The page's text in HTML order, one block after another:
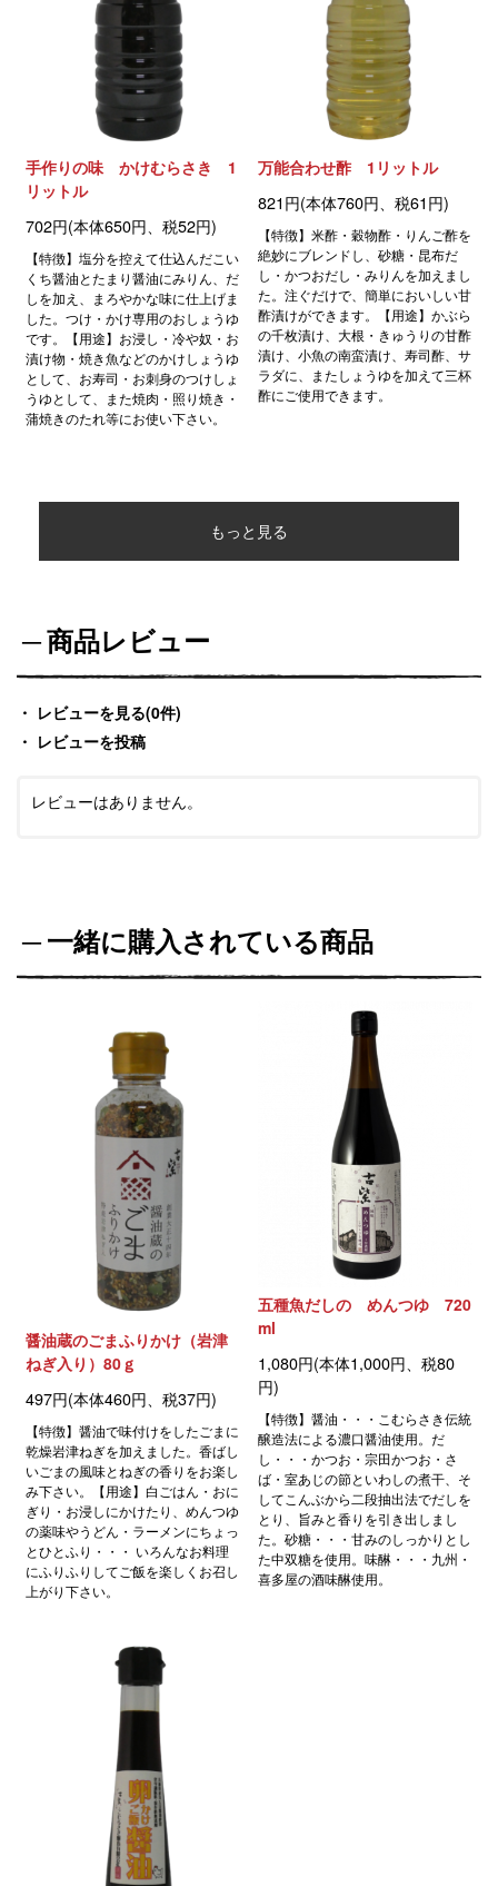
手作りの味 かけむらさき 1
リットル
702円(本体650円、税52円)
【特徴】塩分を控えて仕込んだこい
くち醤油とたまり醤油にみりん、だ
しを加え、まろやかな味に仕上げま
した。つけ・かけ専用のおしょうゆ
です。【用途】お浸し・冷や奴・お
漬け物・焼き魚などのかけしょうゆ
として、お寿司・お刺身のつけしょ
うゆとして、また焼肉・照り焼き・
蒲焼きのたれ等にお使い下さい。
万能合わせ酢 1リットル
821円(本体760円、税61円)
【特徴】米酢・穀物酢・りんご酢を
絶妙にブレンドし、砂糖・昆布だ
し・かつおだし・みりんを加えまし
た。注ぐだけで、簡単においしい甘
酢漬けができます。【用途】かぶら
の千枚漬け、大根・きゅうりの甘酢
漬け、小魚の南蛮漬け、寿司酢、サ
ラダに、またしょうゆを加えて三杯
酢にご使用できます。
もっと見る
商品レビュー
レビューを見る(0件)
レビューを投稿
レビューはありません。
一緒に購入されている商品
醤油蔵のごまふりかけ（岩津
ねぎ入り）80ｇ
497円(本体460円、税37円)
【特徴】醤油で味付けをしたごまに
乾燥岩津ねぎを加えました。香ばし
いごまの風味とねぎの香りをお楽し
み下さい。【用途】白ごはん・おに
ぎり・お浸しにかけたり、めんつゆ
の薬味やうどん・ラーメンにちょっ
とひとふり・・・ いろんなお料理
にふりふりしてご飯を楽しくお召し
上がり下さい。
五種魚だしの めんつゆ 720
ml
1,080円(本体1,000円、税80
円)
【特徴】醤油・・・こむらさき伝統
醸造法による濃口醤油使用。だ
し・・・かつお・宗田かつお・さ
ば・室あじの節といわしの煮干、そ
してこんぶから二段抽出法でだしを
とり、旨みと香りを引き出しまし
た。砂糖・・・甘みのしっかりとし
た中双糖を使用。味醂・・・九州・
喜多屋の酒味醂使用。